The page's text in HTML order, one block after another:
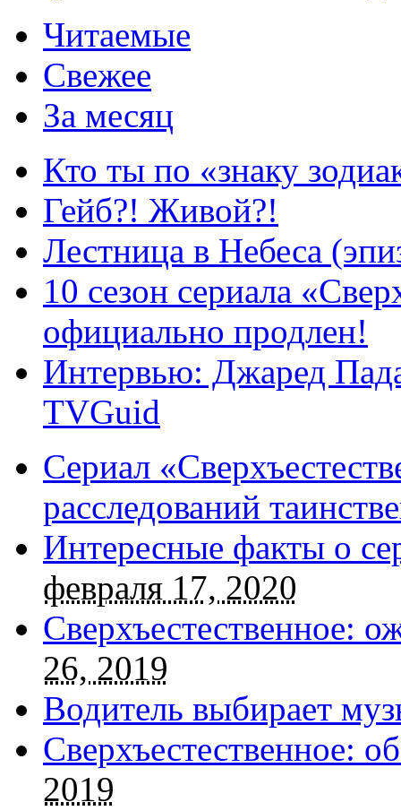
Читаемые
Свежее
За месяц
Кто ты по «знаку
Гейб?! Живой?!
Лестница в Небеса
10 сезон сериала
официально продлен!
Интервью: Джаред
TVGuid
Сериал
расследований
Интересные факты о
февраля 17, 2020
Сверхъестественное:
26, 2019
Водитель выбирает
Сверхъестественное:
2019